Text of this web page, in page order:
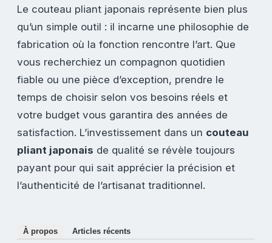
Le couteau pliant japonais représente bien plus
qu’un simple outil : il incarne une philosophie de
fabrication où la fonction rencontre l’art. Que
vous recherchiez un compagnon quotidien
fiable ou une pièce d’exception, prendre le
temps de choisir selon vos besoins réels et
votre budget vous garantira des années de
satisfaction. L’investissement dans un couteau
pliant japonais de qualité se révèle toujours
payant pour qui sait apprécier la précision et
l’authenticité de l’artisanat traditionnel.
À propos Articles récents